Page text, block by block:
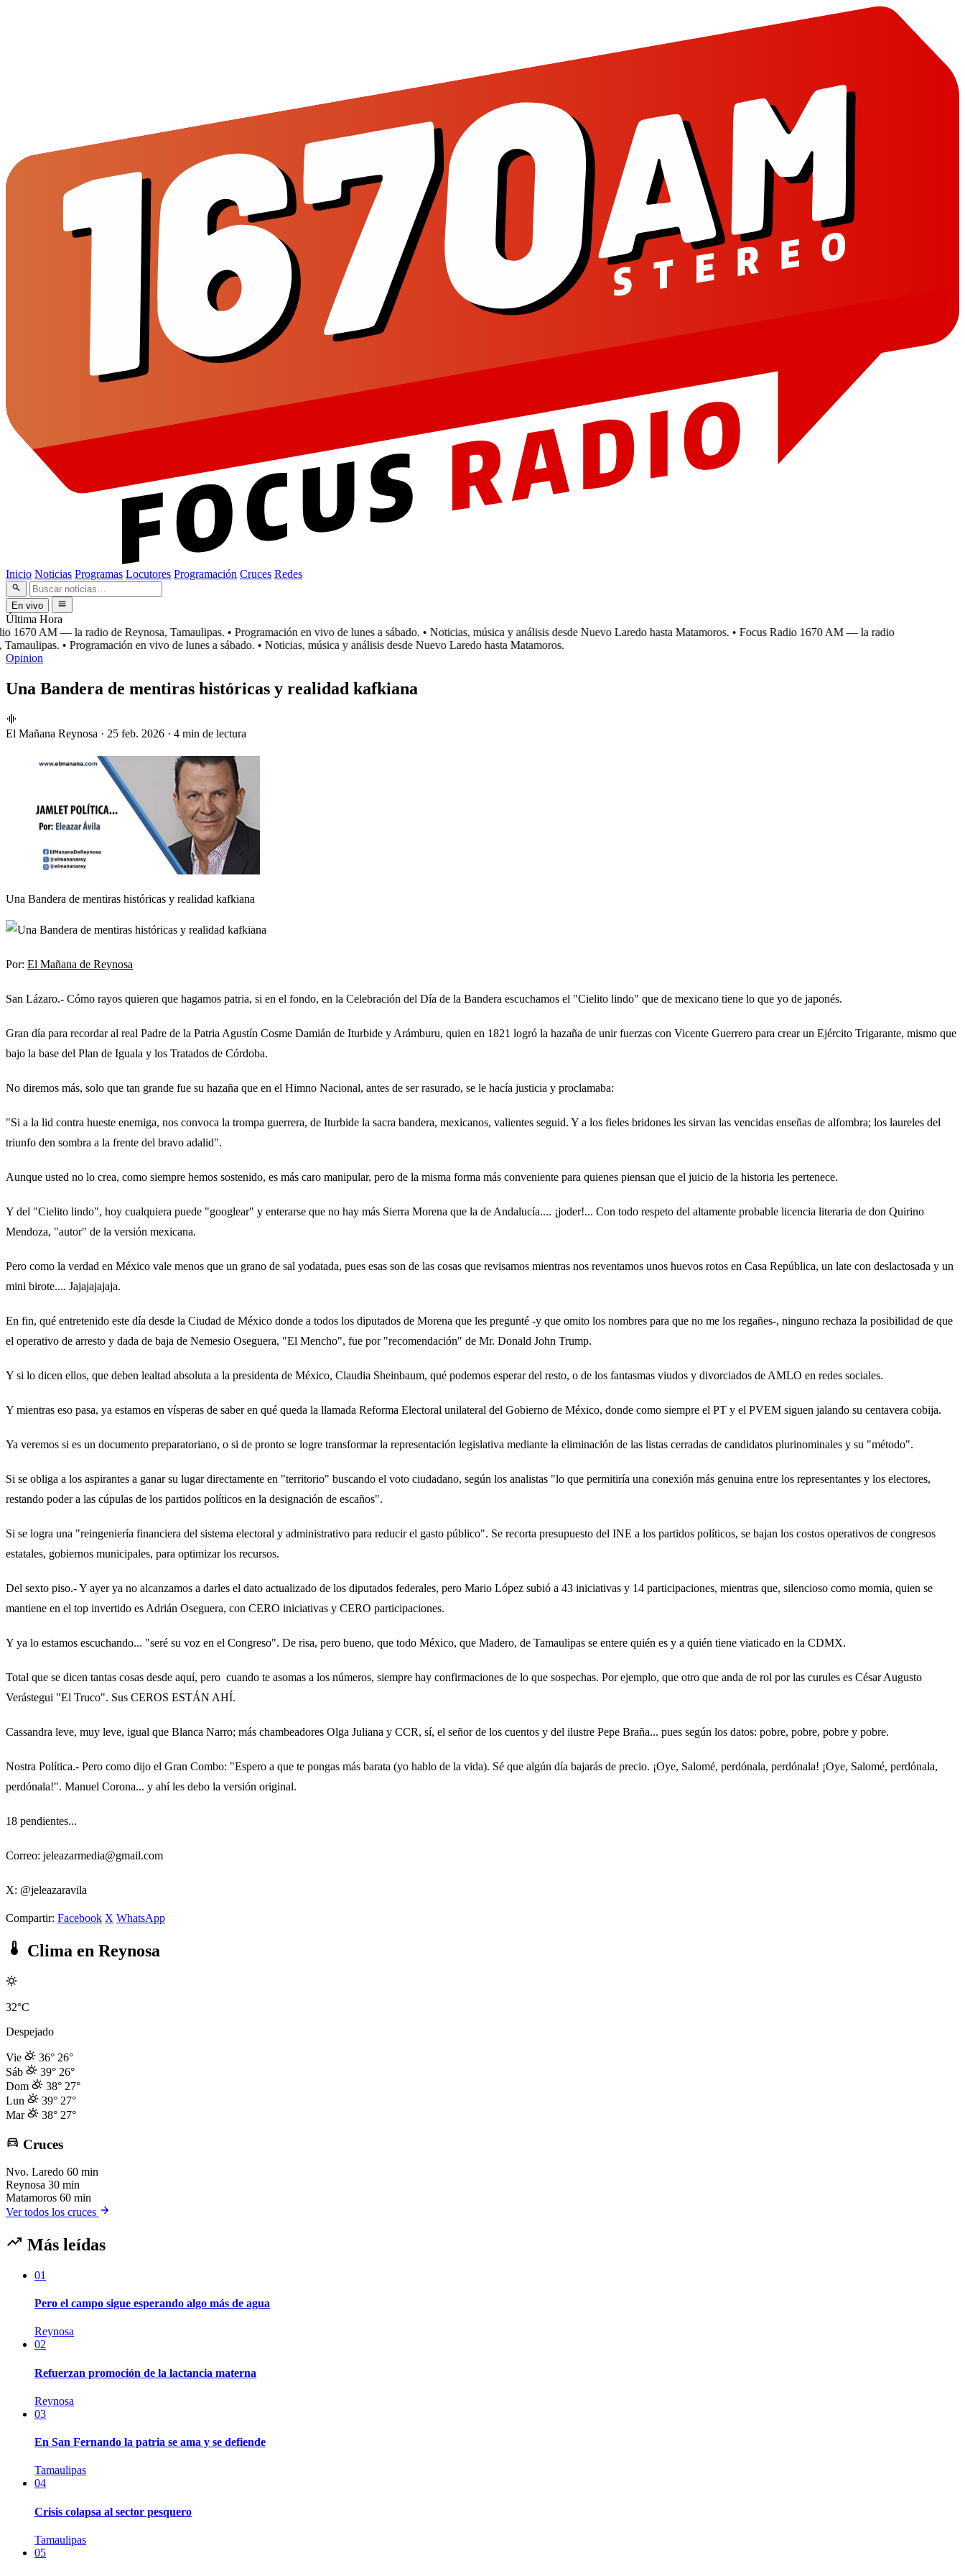
Inicio Noticias Programas Locutores Programación Cruces Redes
En vivo
Última Hora
1670 AM — la radio de Reynosa, Tamaulipas. • Programación en vivo de lunes a sábado. • Noticias, música y análisis desde Nuevo Laredo hasta Matamoros. • Focus Radio 1670 AM — la radio
• Programación en vivo de lunes a sábado. • Noticias, música y análisis desde Nuevo Laredo hasta Matamoros.
Opinion
Una Bandera de mentiras históricas y realidad kafkiana
El Mañana Reynosa · 25 feb. 2026 · 4 min de lectura
Una Bandera de mentiras históricas y realidad kafkiana
Por: El Mañana de Reynosa
San Lázaro.- Cómo rayos quieren que hagamos patria, si en el fondo, en la Celebración del Día de la Bandera escuchamos el "Cielito lindo" que de mexicano tiene lo que yo de japonés.
Gran día para recordar al real Padre de la Patria Agustín Cosme Damián de Iturbide y Arámburu, quien en 1821 logró la hazaña de unir fuerzas con Vicente Guerrero para crear un Ejército Trigarante, mismo que
bajo la base del Plan de Iguala y los Tratados de Córdoba.
No diremos más, solo que tan grande fue su hazaña que en el Himno Nacional, antes de ser rasurado, se le hacía justicia y proclamaba:
"Si a la lid contra hueste enemiga, nos convoca la trompa guerrera, de Iturbide la sacra bandera, mexicanos, valientes seguid. Y a los fieles bridones les sirvan las vencidas enseñas de alfombra; los laureles del
triunfo den sombra a la frente del bravo adalid".
Aunque usted no lo crea, como siempre hemos sostenido, es más caro manipular, pero de la misma forma más conveniente para quienes piensan que el juicio de la historia les pertenece.
Y del "Cielito lindo", hoy cualquiera puede "googlear" y enterarse que no hay más Sierra Morena que la de Andalucía.... ¡joder!... Con todo respeto del altamente probable licencia literaria de don Quirino
Mendoza, "autor" de la versión mexicana.
Pero como la verdad en México vale menos que un grano de sal yodatada, pues esas son de las cosas que revisamos mientras nos reventamos unos huevos rotos en Casa República, un late con deslactosada y un
mini birote.... Jajajajajaja.
En fin, qué entretenido este día desde la Ciudad de México donde a todos los diputados de Morena que les pregunté -y que omito los nombres para que no me los regañes-, ninguno rechaza la posibilidad de que
el operativo de arresto y dada de baja de Nemesio Oseguera, "El Mencho", fue por "recomendación" de Mr. Donald John Trump.
Y si lo dicen ellos, que deben lealtad absoluta a la presidenta de México, Claudia Sheinbaum, qué podemos esperar del resto, o de los fantasmas viudos y divorciados de AMLO en redes sociales.
Y mientras eso pasa, ya estamos en vísperas de saber en qué queda la llamada Reforma Electoral unilateral del Gobierno de México, donde como siempre el PT y el PVEM siguen jalando su centavera cobija.
Ya veremos si es un documento preparatoriano, o si de pronto se logre transformar la representación legislativa mediante la eliminación de las listas cerradas de candidatos plurinominales y su "método".
Si se obliga a los aspirantes a ganar su lugar directamente en "territorio" buscando el voto ciudadano, según los analistas "lo que permitiría una conexión más genuina entre los representantes y los electores,
restando poder a las cúpulas de los partidos políticos en la designación de escaños".
Si se logra una "reingeniería financiera del sistema electoral y administrativo para reducir el gasto público". Se recorta presupuesto del INE a los partidos políticos, se bajan los costos operativos de congresos
estatales, gobiernos municipales, para optimizar los recursos.
Del sexto piso.- Y ayer ya no alcanzamos a darles el dato actualizado de los diputados federales, pero Mario López subió a 43 iniciativas y 14 participaciones, mientras que, silencioso como momia, quien se
mantiene en el top invertido es Adrián Oseguera, con CERO iniciativas y CERO participaciones.
Y ya lo estamos escuchando... "seré su voz en el Congreso". De risa, pero bueno, que todo México, que Madero, de Tamaulipas se entere quién es y a quién tiene viaticado en la CDMX.
Total que se dicen tantas cosas desde aquí, pero cuando te asomas a los números, siempre hay confirmaciones de lo que sospechas. Por ejemplo, que otro que anda de rol por las curules es César Augusto
Verástegui "El Truco". Sus CEROS ESTÁN AHÍ.
Cassandra leve, muy leve, igual que Blanca Narro; más chambeadores Olga Juliana y CCR, sí, el señor de los cuentos y del ilustre Pepe Braña... pues según los datos: pobre, pobre, pobre y pobre.
Nostra Política.- Pero como dijo el Gran Combo: "Espero a que te pongas más barata (yo hablo de la vida). Sé que algún día bajarás de precio. ¡Oye, Salomé, perdónala, perdónala! ¡Oye, Salomé, perdónala,
perdónala!". Manuel Corona... y ahí les debo la versión original.
18 pendientes...
Correo: jeleazarmedia@gmail.com
X: @jeleazaravila
Compartir: Facebook X WhatsApp
Clima en Reynosa
32°C
Despejado
Vie 36° 26°
Sáb
39° 26°
Dom
38° 27°
Lun
39° 27°
Mar
38° 27°
Cruces
Nvo. Laredo 60 min
Reynosa 30 min
Matamoros 60 min
Ver todos los cruces
Más leídas
01
Pero el campo sigue esperando algo más de agua
Reynosa
02
Refuerzan promoción de la lactancia materna
Reynosa
03
En San Fernando la patria se ama y se defiende
Tamaulipas
04
Crisis colapsa al sector pesquero
Tamaulipas
05